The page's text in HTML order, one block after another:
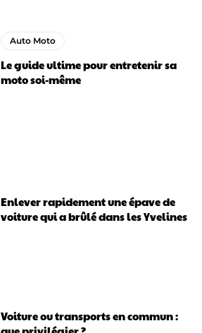
Auto Moto
Le guide ultime pour entretenir sa
moto soi-même
Enlever rapidement une épave de
voiture qui a brûlé dans les Yvelines
Voiture ou transports en commun :